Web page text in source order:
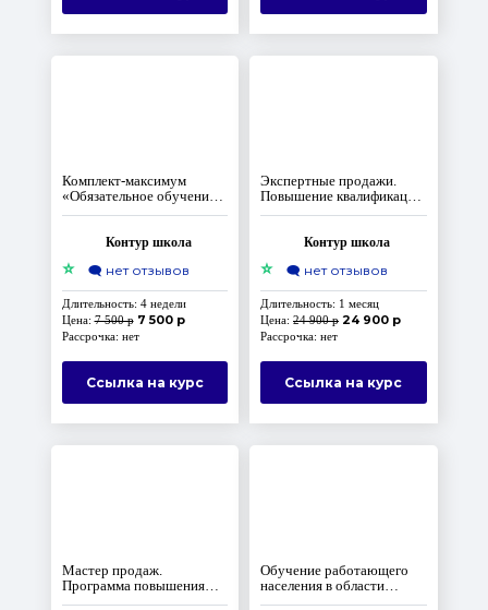
Комплект‑максимум
«Обязательное обучение
по охране труда
применению СИЗ
Контур школа
⭐ 🗨️ нет отзывов
Длительность: 4 недели
Цена:7 500 р 7 500 р
Рассрочка: нет
Ссылка на курс
Экспертные продажи.
Повышение квалификации
для ведущего менеджера
Контур школа
⭐ 🗨️ нет отзывов
Длительность: 1 месяц
Цена: 24 900 р 24 900 р
Рассрочка: нет
Ссылка на курс
Мастер продаж.
Программа повышения
квалификации
Обучение работающего
населения в области
гражданской обороны